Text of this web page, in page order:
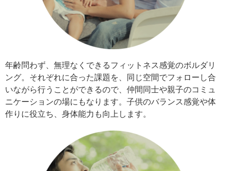
年齢問わず、無理なくできるフィットネス感覚のボルダリ
ング。それぞれに合った課題を、同じ空間でフォローし合
いながら行うことができるので、仲間同士や親子のコミュ
ニケーションの場にもなります。子供のバランス感覚や体
作りに役立ち、身体能力も向上します。